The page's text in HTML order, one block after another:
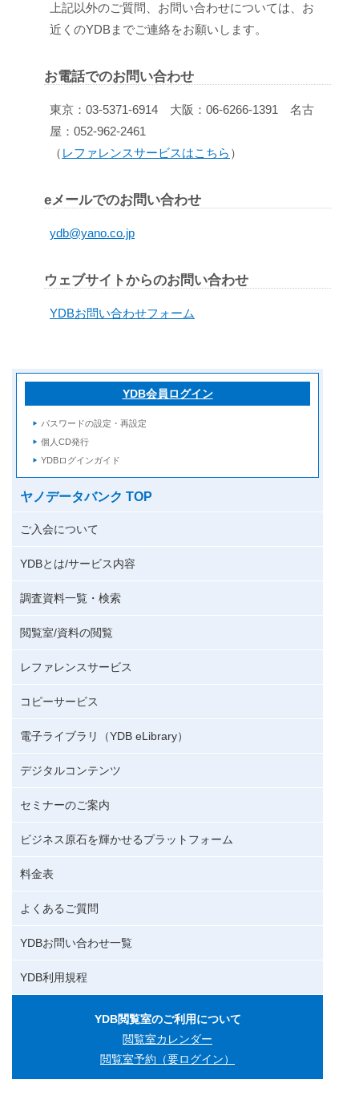
上記以外のご質問、お問い合わせについては、お
近くのYDBまでご連絡をお願いします。
お電話でのお問い合わせ
東京：03-5371-6914 大阪：06-6266-1391 名古
屋：052-962-2461
（ レファレンスサービスはこちら ）
eメールでのお問い合わせ
ydb@yano.co.jp
ウェブサイトからのお問い合わせ
YDBお問い合わせフォーム
YDB会員ログイン
パスワードの設定・再設定
個人CD発行
YDBログインガイド
ヤノデータバンク TOP
ご入会について
YDBとは/サービス内容
調査資料一覧・検索
閲覧室/資料の閲覧
レファレンスサービス
コピーサービス
電子ライブラリ（YDB eLibrary）
デジタルコンテンツ
セミナーのご案内
ビジネス原石を輝かせるプラットフォーム
料金表
よくあるご質問
YDBお問い合わせ一覧
YDB利用規程
YDB閲覧室のご利用について
閲覧室カレンダー
閲覧室予約（要ログイン）